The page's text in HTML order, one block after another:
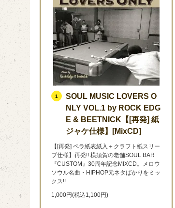
1
SOUL MUSIC LOVERS O
NLY VOL.1 by ROCK EDG
E & BEETNICK【[再発] 紙
ジャケ仕様】[MixCD]
【[再発] ペラ紙表紙入＋クラフト紙スリー
ブ仕様】再発!! 横須賀の老舗SOUL BAR
『CUSTOM』30周年記念MIXCD。メロウ
ソウル名曲・HIPHOP元ネタばかりをミッ
クス!!
1,000円(税込1,100円)